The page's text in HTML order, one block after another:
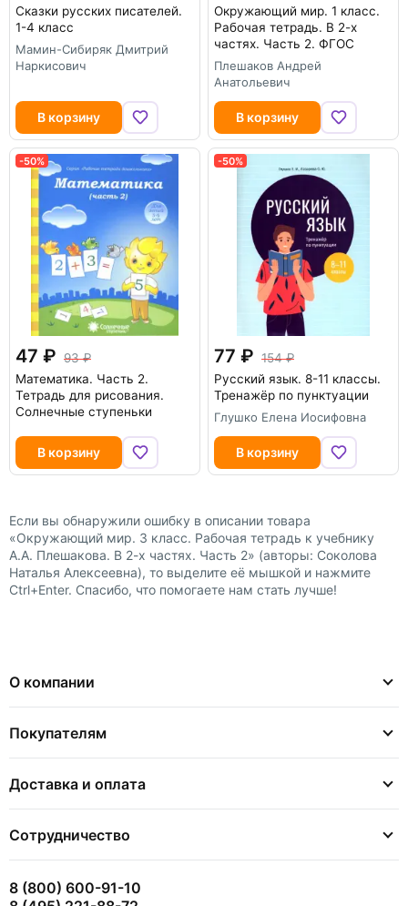
Сказки русских писателей.
1-4 класс
Мамин-Сибиряк Дмитрий
Наркисович
В корзину
Окружающий мир. 1 класс.
Рабочая тетрадь. В 2-х
частях. Часть 2. ФГОС
Плешаков Андрей
Анатольевич
В корзину
-50%
47
93
Математика. Часть 2.
Тетрадь для рисования.
Солнечные ступеньки
В корзину
-50%
77
154
Русский язык. 8-11 классы.
Тренажёр по пунктуации
Глушко Елена Иосифовна
В корзину
Если вы обнаружили ошибку в описании товара
«Окружающий мир. 3 класс. Рабочая тетрадь к учебнику
А.А. Плешакова. В 2-х частях. Часть 2» (авторы: Соколова
Наталья Алексеевна), то выделите её мышкой и нажмите
Ctrl+Enter. Спасибо, что помогаете нам стать лучше!
О компании
Покупателям
Доставка и оплата
Сотрудничество
8 (800) 600-91-10